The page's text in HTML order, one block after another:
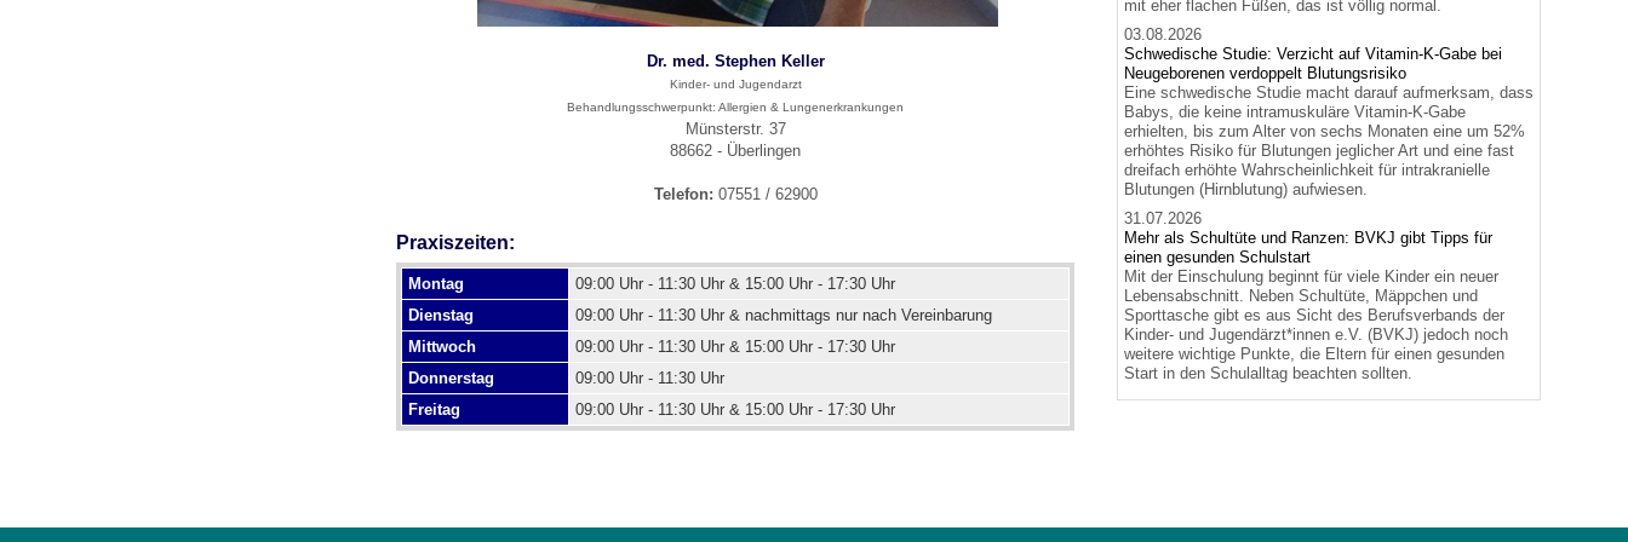
U0-Vorsorge
Dr. med. Stephen Keller
Kinder- und Jugendarzt
Behandlungsschwerpunkt: Allergien & Lungenerkrankungen
Münsterstr. 37
88662 - Überlingen
Telefon: 07551 / 62900
Praxiszeiten:
Montag
09:00 Uhr - 11:30 Uhr & 15:00 Uhr - 17:30 Uhr
Dienstag
09:00 Uhr - 11:30 Uhr & nachmittags nur nach Vereinbarung
Mittwoch
09:00 Uhr - 11:30 Uhr & 15:00 Uhr - 17:30 Uhr
Donnerstag
09:00 Uhr - 11:30 Uhr
Freitag
09:00 Uhr - 11:30 Uhr & 15:00 Uhr - 17:30 Uhr
mit eher flachen Füßen, das ist völlig normal.
03.08.2026
Schwedische Studie: Verzicht auf Vitamin-K-Gabe bei
Neugeborenen verdoppelt Blutungsrisiko
Eine schwedische Studie macht darauf aufmerksam, dass
Babys, die keine intramuskuläre Vitamin-K-Gabe
erhielten, bis zum Alter von sechs Monaten eine um 52%
erhöhtes Risiko für Blutungen jeglicher Art und eine fast
dreifach erhöhte Wahrscheinlichkeit für intrakranielle
Blutungen (Hirnblutung) aufwiesen.
31.07.2026
Mehr als Schultüte und Ranzen: BVKJ gibt Tipps für
einen gesunden Schulstart
Mit der Einschulung beginnt für viele Kinder ein neuer
Lebensabschnitt. Neben Schultüte, Mäppchen und
Sporttasche gibt es aus Sicht des Berufsverbands der
Kinder- und Jugendärzt*innen e.V. (BVKJ) jedoch noch
weitere wichtige Punkte, die Eltern für einen gesunden
Start in den Schulalltag beachten sollten.